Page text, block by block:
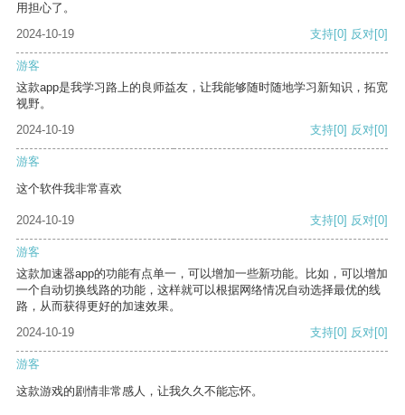
用担心了。
2024-10-19
支持[0] 反对[0]
游客
这款app是我学习路上的良师益友，让我能够随时随地学习新知识，拓宽
视野。
2024-10-19
支持[0] 反对[0]
游客
这个软件我非常喜欢
2024-10-19 支持[0] 反对[0]
游客
这款加速器app的功能有点单一，可以增加一些新功能。比如，可以增加
一个自动切换线路的功能，这样就可以根据网络情况自动选择最优的线
路，从而获得更好的加速效果。
2024-10-19
支持[0] 反对[0]
游客
这款游戏的剧情非常感人，让我久久不能忘怀。